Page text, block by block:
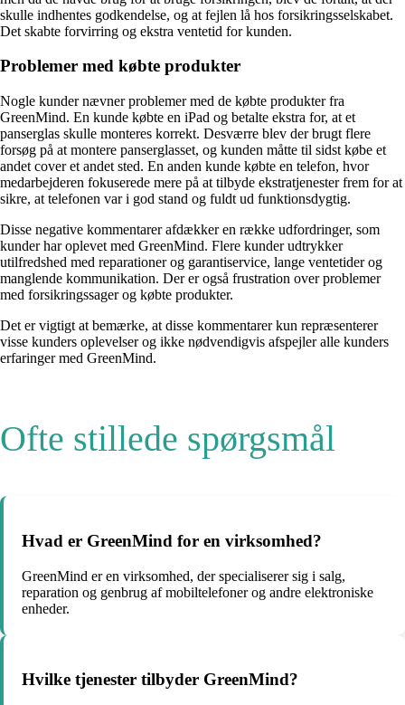
skulle indhentes godkendelse, og at fejlen lå hos forsikringsselskabet.
Det skabte forvirring og ekstra ventetid for kunden.
Problemer med købte produkter
Nogle kunder nævner problemer med de købte produkter fra
GreenMind. En kunde købte en iPad og betalte ekstra for, at et
panserglas skulle monteres korrekt. Desværre blev der brugt flere
forsøg på at montere panserglasset, og kunden måtte til sidst købe et
andet cover et andet sted. En anden kunde købte en telefon, hvor
medarbejderen fokuserede mere på at tilbyde ekstratjenester frem for at
sikre, at telefonen var i god stand og fuldt ud funktionsdygtig.
Disse negative kommentarer afdækker en række udfordringer, som
kunder har oplevet med GreenMind. Flere kunder udtrykker
utilfredshed med reparationer og garantiservice, lange ventetider og
manglende kommunikation. Der er også frustration over problemer
med forsikringssager og købte produkter.
Det er vigtigt at bemærke, at disse kommentarer kun repræsenterer
visse kunders oplevelser og ikke nødvendigvis afspejler alle kunders
erfaringer med GreenMind.
Ofte stillede spørgsmål
Hvad er GreenMind for en virksomhed?
GreenMind er en virksomhed, der specialiserer sig i salg,
reparation og genbrug af mobiltelefoner og andre elektroniske
enheder.
Hvilke tjenester tilbyder GreenMind?